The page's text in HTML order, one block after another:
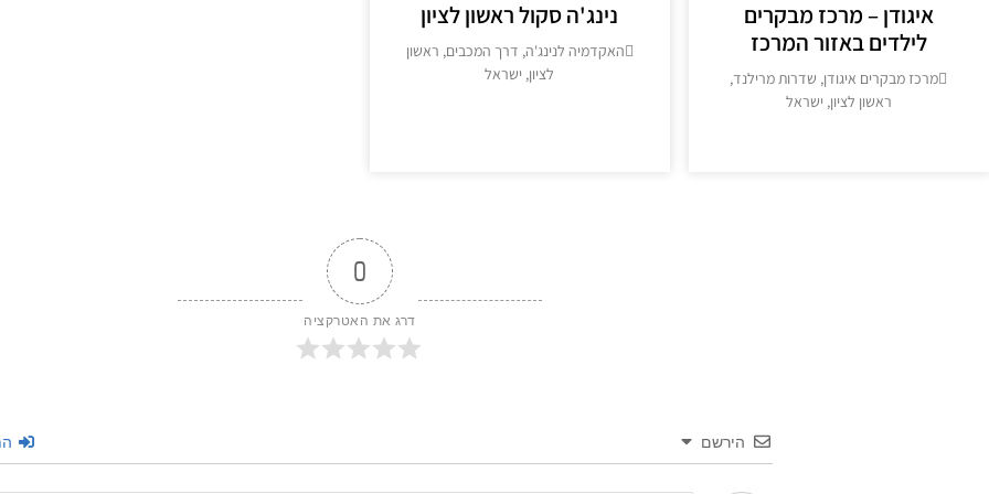
איגודן – מרכז מבקרים
לילדים באזור המרכז
מרכז מבקרים איגודן, שדרות מרילנד,
ראשון לציון, ישראל
נינג'ה סקול ראשון לציון
האקדמיה לנינג'ה, דרך המכבים, ראשון
לציון, ישראל
0
דרג את האטרקציה
הירשם